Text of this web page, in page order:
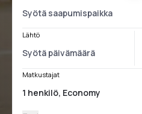
Lähtö
Matkustajat